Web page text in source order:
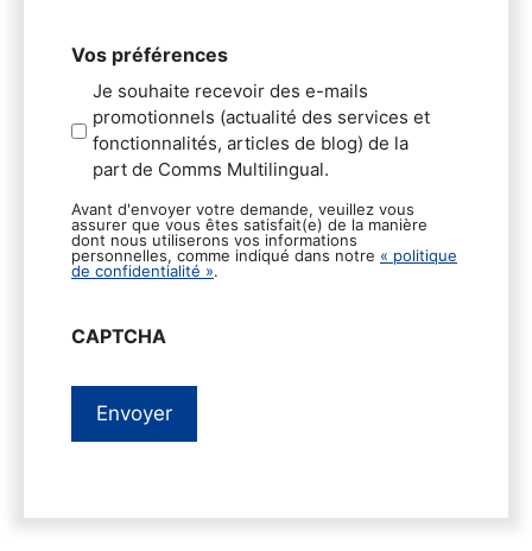
Vos préférences
Je souhaite recevoir des e-mails
promotionnels (actualité des services et
fonctionnalités, articles de blog) de la
part de Comms Multilingual.
Avant d'envoyer votre demande, veuillez vous
assurer que vous êtes satisfait(e) de la manière
dont nous utiliserons vos informations
personnelles, comme indiqué dans notre « politique
de confidentialité ».
CAPTCHA
Envoyer